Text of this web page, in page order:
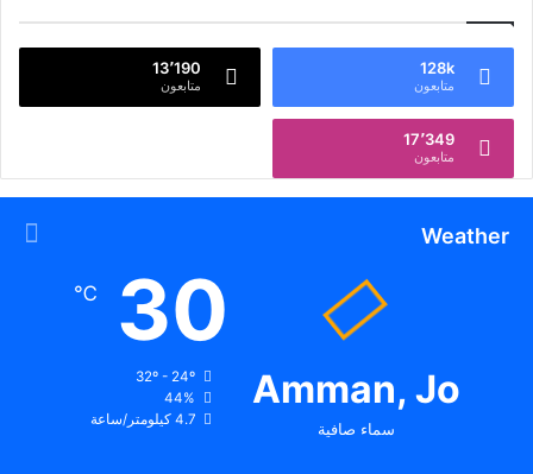
128k
متابعون
13٬190
متابعون
17٬349
متابعون
Weather
Amman, Jo
سماء صافية
30
℃
32º - 24º
44%
4.7 كيلومتر/ساعة